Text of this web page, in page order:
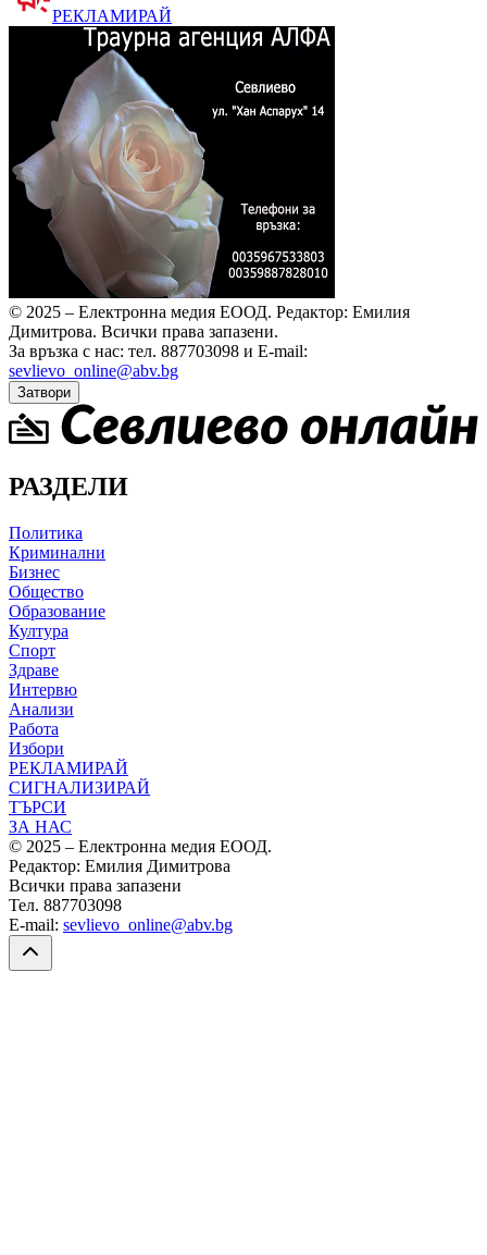
РЕКЛАМИРАЙ
© 2025 – Електронна медия ЕООД. Редактор: Емилия
Димитрова. Всички права запазени.
За връзка с нас: тел. 887703098 и E-mail:
sevlievo_online@abv.bg
Затвори
РАЗДЕЛИ
Политика
Криминални
Бизнес
Общество
Образование
Култура
Спорт
Здраве
Интервю
Анализи
Работа
Избори
РЕКЛАМИРАЙ
СИГНАЛИЗИРАЙ
ТЪРСИ
ЗА НАС
© 2025 – Електронна медия ЕООД.
Редактор: Емилия Димитрова
Всички права запазени
Тел. 887703098
E-mail: sevlievo_online@abv.bg